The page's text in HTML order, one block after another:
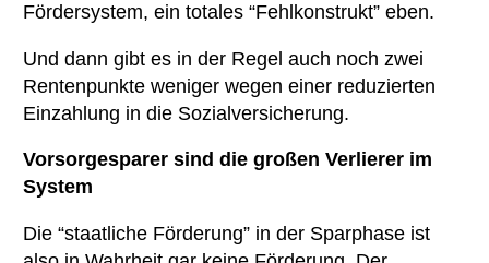
Fördersystem, ein totales “Fehlkonstrukt” eben.
Und dann gibt es in der Regel auch noch zwei
Rentenpunkte weniger wegen einer reduzierten
Einzahlung in die Sozialversicherung.
Vorsorgesparer sind die großen Verlierer im
System
Die “staatliche Förderung” in der Sparphase ist